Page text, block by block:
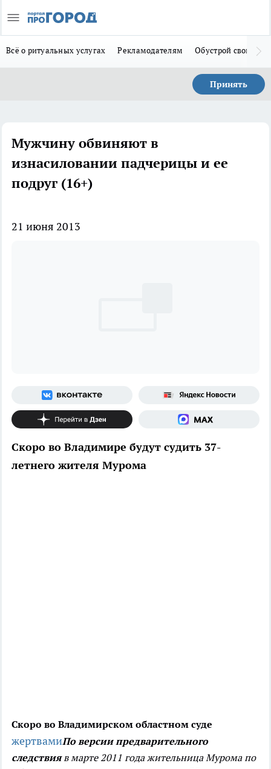
Всё о ритуальных услугах Рекламодателям Обустрой свой дом
Принять
Мужчину обвиняют в
изнасиловании падчерицы и ее
подруг (16+)
21 июня 2013
Скоро во Владимире будут судить 37-
летнего жителя Мурома
Скоро во Владимирском областном суде
жертвамиПо версии предварительного
следствияв марте 2011 года жительница Мурома по